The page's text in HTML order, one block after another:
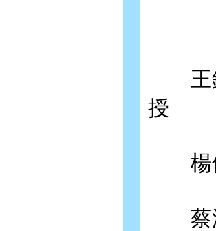
王鏡
授
楊儒
蔡源